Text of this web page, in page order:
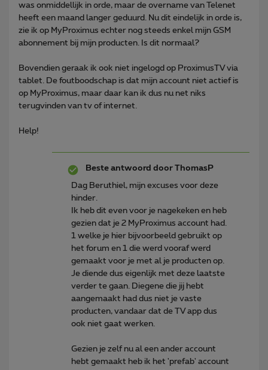
was onmiddellijk in orde, maar de overname van Telenet
heeft een maand langer geduurd. Nu dit eindelijk in orde is,
zie ik op MyProximus echter nog steeds enkel mijn GSM
abonnement bij mijn producten. Is dit normaal?
Bovendien geraak ik ook niet ingelogd op ProximusTV via
tablet. De foutboodschap is dat mijn account niet actief is
op MyProximus, maar daar kan ik dus nu net niks
terugvinden van tv of internet.
Help!
Beste antwoord door ThomasP
Dag Beruthiel, mijn excuses voor deze
hinder.
Ik heb dit even voor je nagekeken en heb
gezien dat je 2 MyProximus account had.
1 welke je hier bijvoorbeeld gebruikt op
het forum en 1 die werd vooraf werd
gemaakt voor je met al je producten op.
Je diende dus eigenlijk met deze laatste
verder te gaan. Diegene die jij hebt
aangemaakt had dus niet je vaste
producten, vandaar dat de TV app dus
ook niet gaat werken.
Gezien je zelf nu al een ander account
hebt gemaakt heb ik het 'prefab' account